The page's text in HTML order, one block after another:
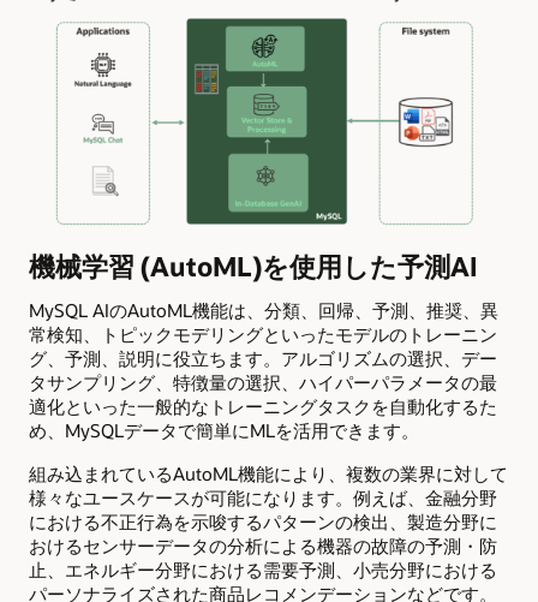
機械学習 (AutoML)を使用した予測AI
MySQL AIのAutoML機能は、分類、回帰、予測、推奨、異
常検知、トピックモデリングといったモデルのトレーニン
グ、予測、説明に役立ちます。アルゴリズムの選択、デー
タサンプリング、特徴量の選択、ハイパーパラメータの最
適化といった一般的なトレーニングタスクを自動化するた
め、MySQLデータで簡単にMLを活用できます。
組み込まれているAutoML機能により、複数の業界に対して
様々なユースケースが可能になります。例えば、金融分野
における不正行為を示唆するパターンの検出、製造分野に
おけるセンサーデータの分析による機器の故障の予測・防
止、エネルギー分野における需要予測、小売分野における
パーソナライズされた商品レコメンデーションなどです。